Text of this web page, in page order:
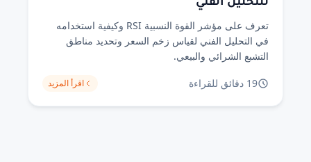
للتحليل الفني
تعرف على مؤشر القوة النسبية RSI وكيفية استخدامه
في التحليل الفني لقياس زخم السعر وتحديد مناطق
التشبع الشرائي والبيعي.
19 دقائق للقراءة اقرأ المزيد